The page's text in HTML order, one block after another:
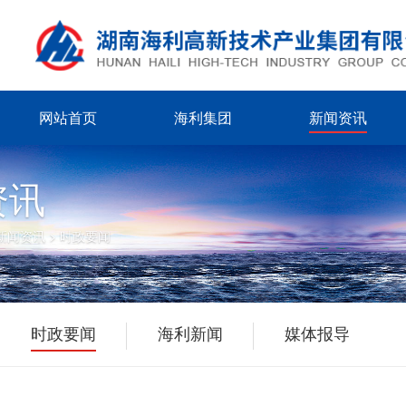
网站首页 海利集团 新闻资讯
闻资讯>时政要闻
时政要闻 海利新闻 媒体报导